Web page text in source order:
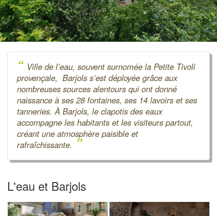
“ Ville de l’eau, souvent surnomée la Petite Tivoli
provençale, Barjols s’est déployée grâce aux
nombreuses sources alentours qui ont donné
naissance à ses 28 fontaines, ses 14 lavoirs et ses
tanneries. À Barjols, le clapotis des eaux
accompagne les habitants et les visiteurs partout,
créant une atmosphère paisible et
rafraîchissante. ”
L'eau et Barjols